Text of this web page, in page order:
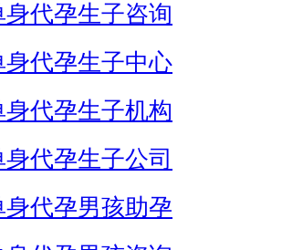
身代孕生子咨询
身代孕生子中心
身代孕生子机构
身代孕生子公司
身代孕男孩助孕